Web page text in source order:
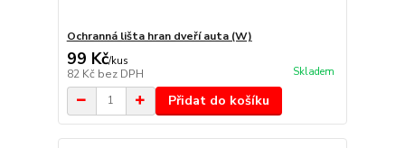
Ochranná lišta hran dveří auta (W)
99 Kč/kus
82 Kč bez DPH Skladem
Přidat do košíku